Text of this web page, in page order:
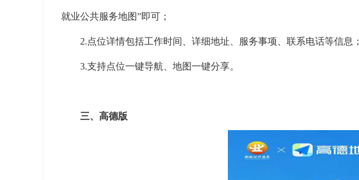
就业公共服务地图”即可；
2.点位详情包括工作时间、详细地址、服务事项、联系电话等信息；
3.支持点位一键导航、地图一键分享。
三、高德版